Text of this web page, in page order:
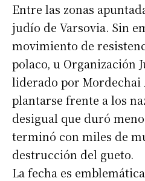
Entre las zonas
judío de Varsovia. Sin
movimiento de
polaco, u Organización
liderado por Mordechai
plantarse frente a los
desigual que duró
terminó con miles de
destrucción del gueto.
La fecha es